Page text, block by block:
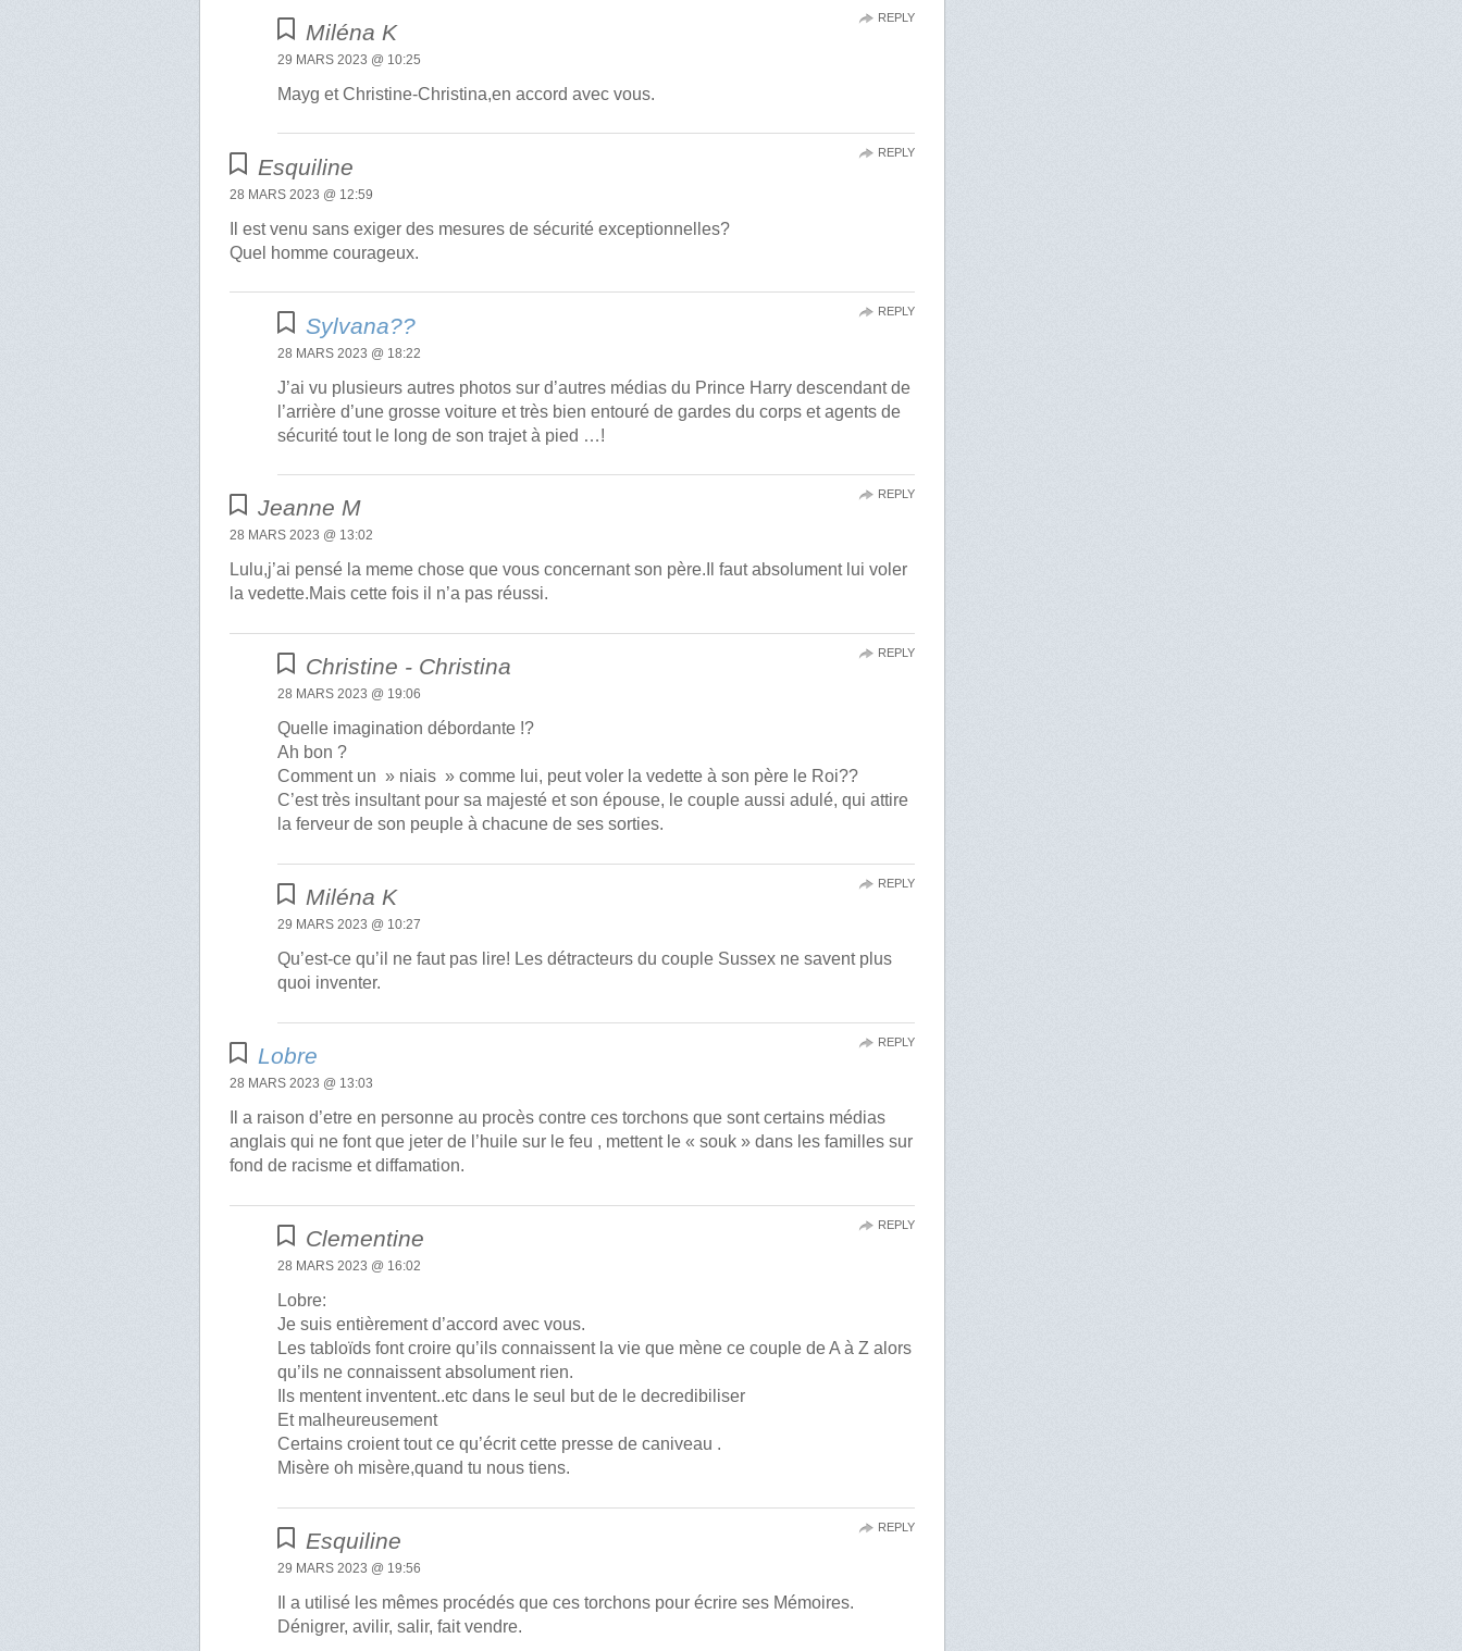
Miléna K
29 MARS 2023 @ 10:25
Mayg et Christine-Christina,en accord avec vous.
REPLY
Esquiline
28 MARS 2023 @ 12:59
Il est venu sans exiger des mesures de sécurité exceptionnelles?
Quel homme courageux.
REPLY
Sylvana??
28 MARS 2023 @ 18:22
J’ai vu plusieurs autres photos sur d’autres médias du Prince Harry descendant de
l’arrière d’une grosse voiture et très bien entouré de gardes du corps et agents de
sécurité tout le long de son trajet à pied …!
REPLY
Jeanne M
28 MARS 2023 @ 13:02
Lulu,j’ai pensé la meme chose que vous concernant son père.Il faut absolument lui voler
la vedette.Mais cette fois il n’a pas réussi.
REPLY
Christine - Christina
28 MARS 2023 @ 19:06
Quelle imagination débordante !?
Ah bon ?
Comment un » niais » comme lui, peut voler la vedette à son père le Roi??
C’est très insultant pour sa majesté et son épouse, le couple aussi adulé, qui attire
la ferveur de son peuple à chacune de ses sorties.
REPLY
Miléna K
29 MARS 2023 @ 10:27
Qu’est-ce qu’il ne faut pas lire! Les détracteurs du couple Sussex ne savent plus
quoi inventer.
REPLY
Lobre
28 MARS 2023 @ 13:03
Il a raison d’etre en personne au procès contre ces torchons que sont certains médias
anglais qui ne font que jeter de l’huile sur le feu , mettent le « souk » dans les familles sur
fond de racisme et diffamation.
REPLY
Clementine
28 MARS 2023 @ 16:02
Lobre:
Je suis entièrement d’accord avec vous.
Les tabloïds font croire qu’ils connaissent la vie que mène ce couple de A à Z alors
qu’ils ne connaissent absolument rien.
Ils mentent inventent..etc dans le seul but de le decredibiliser
Et malheureusement
Certains croient tout ce qu’écrit cette presse de caniveau .
Misère oh misère,quand tu nous tiens.
REPLY
Esquiline
29 MARS 2023 @ 19:56
Il a utilisé les mêmes procédés que ces torchons pour écrire ses Mémoires.
Dénigrer, avilir, salir, fait vendre.
REPLY